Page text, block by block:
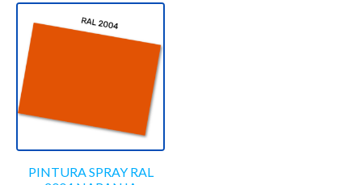
PINTURA SPRAY RAL
producto
tiene
múltiples
variantes.
Las
se
pueden